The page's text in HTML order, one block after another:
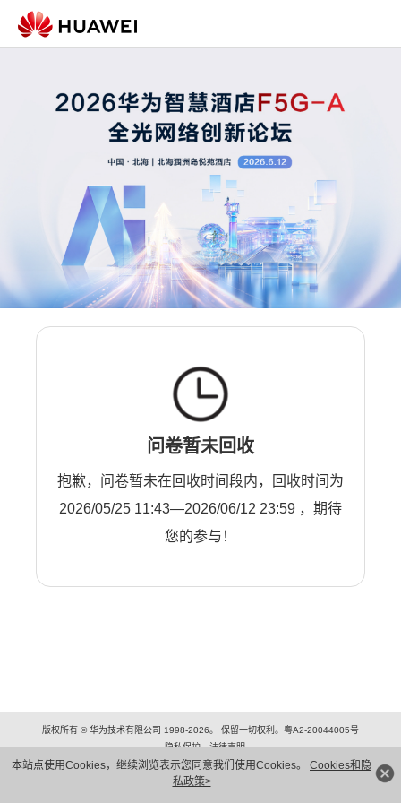
本站点使用Cookies，继续浏览表示您同意我们使用Cookies。 Cookies和隐
私政策>
问卷暂未回收
抱歉，问卷暂未在回收时间段内，回收时间为
2026/05/25 11:43—2026/06/12 23:59 ，期待
您的参与！
版权所有 © 华为技术有限公司 1998-2026。 保留一切权利。粤A2-20044005号
隐私保护
法律声明